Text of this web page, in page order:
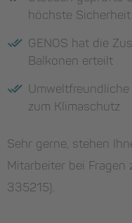
höchste Sicherheit
GENOS hat die
Balkonen erteilt
zum Klimaschutz
Sehr gerne, stehen
Mitarbeiter bei Fragen
335215).